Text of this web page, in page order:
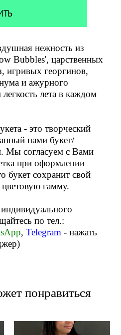
нежность из
Bubbles', царственных
игривых георгинов,
и ажурного
лета в каждом
- это творческий
нами букет/
Мы согласуем с Вами
при оформлении
букет сохранит свой
гамму.
по тел.:
, Telegram - нажать
понравиться